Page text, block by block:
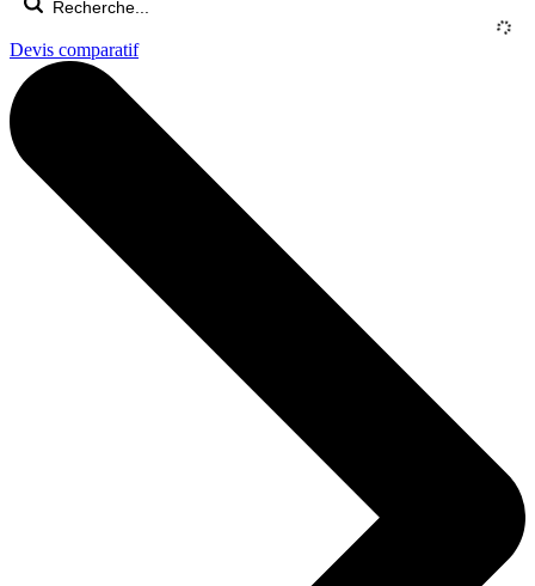
Devis comparatif